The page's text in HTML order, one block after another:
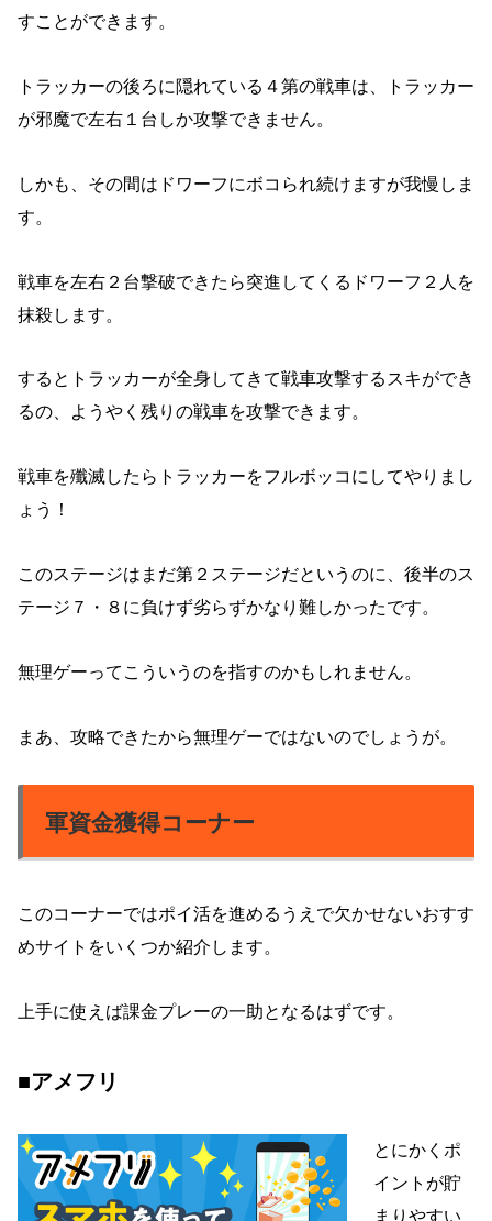
すことができます。
トラッカーの後ろに隠れている４第の戦車は、トラッカー
が邪魔で左右１台しか攻撃できません。
しかも、その間はドワーフにボコられ続けますが我慢しま
す。
戦車を左右２台撃破できたら突進してくるドワーフ２人を
抹殺します。
するとトラッカーが全身してきて戦車攻撃するスキができ
るの、ようやく残りの戦車を攻撃できます。
戦車を殲滅したらトラッカーをフルボッコにしてやりまし
ょう！
このステージはまだ第２ステージだというのに、後半のス
テージ７・８に負けず劣らずかなり難しかったです。
無理ゲーってこういうのを指すのかもしれません。
まあ、攻略できたから無理ゲーではないのでしょうが。
軍資金獲得コーナー
このコーナーではポイ活を進めるうえで欠かせないおすす
めサイトをいくつか紹介します。
上手に使えば課金プレーの一助となるはずです。
■アメフリ
とにかくポ
イントが貯
まりやすい